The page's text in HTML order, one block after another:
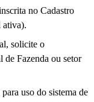
no Cadastro
solicite o
de Fazenda ou setor
uso do sistema de